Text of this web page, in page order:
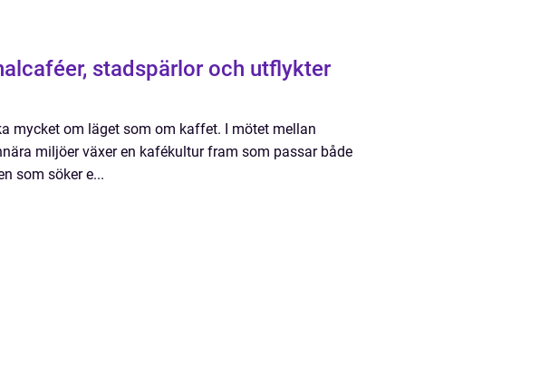
stadspärlor och utflykter
mycket om läget som om kaffet. I mötet mellan
miljöer växer en kafékultur fram som passar både
som söker e...